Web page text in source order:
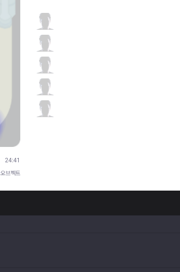
29:44
오브젝트